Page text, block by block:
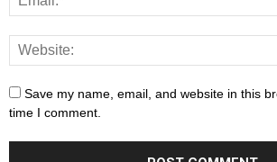
Save my name, email, and website in this
time I comment.